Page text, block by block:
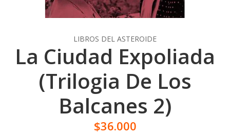
LIBROS DEL ASTEROIDE
La Ciudad Expoliada
(Trilogia De Los
Balcanes 2)
$36.000